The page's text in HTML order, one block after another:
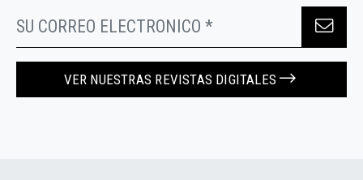
VER NUESTRAS REVISTAS DIGITALES